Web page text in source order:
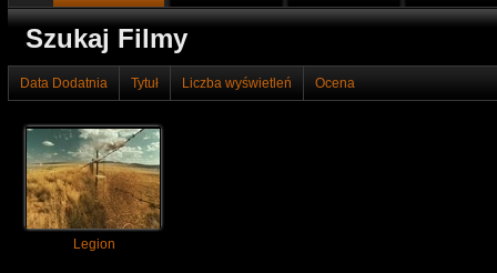
Szukaj Filmy
Data Dodatnia Tytuł Liczba wyświetleń Ocena
Legion